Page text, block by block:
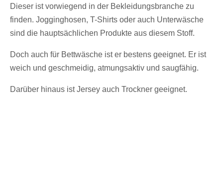
Dieser ist vorwiegend in der Bekleidungsbranche zu
finden. Jogginghosen, T-Shirts oder auch Unterwäsche
sind die hauptsächlichen Produkte aus diesem Stoff.
Doch auch für Bettwäsche ist er bestens geeignet. Er ist
weich und geschmeidig, atmungsaktiv und saugfähig.
Darüber hinaus ist Jersey auch Trockner geeignet.